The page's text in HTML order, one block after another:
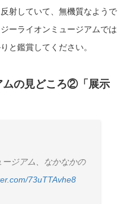
射していて、無機質なようで
ーライオンミュージアムでは
と鑑賞してください。
ムの見どころ②「展示
ジアム、なかなかの
73uTTAvhe8